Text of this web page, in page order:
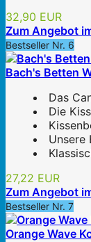
32,90 EUR
Zum Angebot
Bestseller Nr. 6
Bach's Betten
Das
Die
Unsere
27,22 EUR
Zum Angebot
Bestseller Nr. 7
Orange Wave